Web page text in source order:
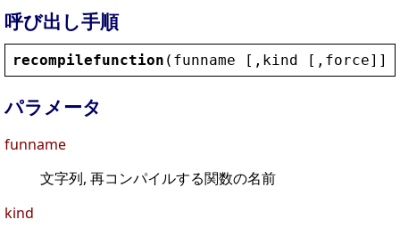
呼び出し手順
recompilefunction ( funname [, kind [, force]])
パラメータ
funname
文字列, 再コンパイルする関数の名前
kind